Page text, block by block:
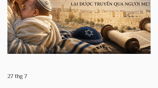
bát thứ nhì, Giô-a thứ ba, Sa-ca thứ tư, Nê-
ta-nên thứ năm, A-mi-ên thứ sáu, Y-sa
27 thg 7